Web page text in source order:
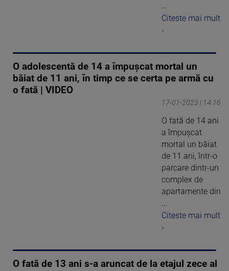
...
Citeste mai mult
›
O adolescentă de 14 a împușcat mortal un
băiat de 11 ani, în timp ce se certa pe armă cu
o fată | VIDEO
17-01-2023 | 14:16
O fată de 14 ani
a împușcat
mortal un băiat
de 11 ani, într-o
parcare dintr-un
complex de
apartamente din
Citeste mai mult
›
O fată de 13 ani s-a aruncat de la etajul zece al